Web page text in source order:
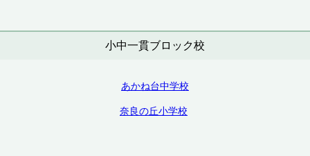
小中一貫ブロック校
あかね台中学校
奈良の丘小学校